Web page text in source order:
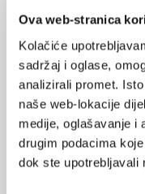
Ova web-stranica
Kolačiće
sadržaj i oglase,
analizirali promet.
naše web-lokacije
medije, oglašavanje i
drugim podacima
dok ste upotrebljavali
Neurorehabilitacija
ujedinjuje niz
fizijatrija, neurokirurgija